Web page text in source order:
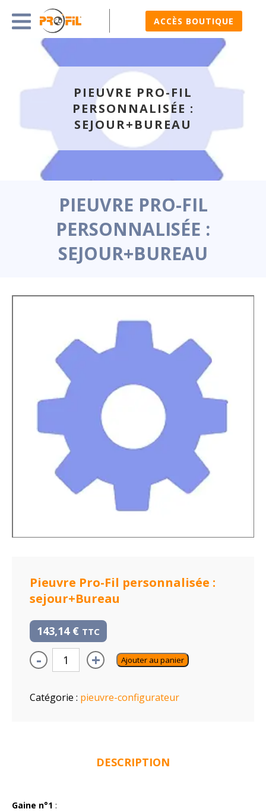
ACCÈS BOUTIQUE
PIEUVRE PRO-FIL
PERSONNALISÉE :
SEJOUR+BUREAU
PIEUVRE PRO-FIL
PERSONNALISÉE :
SEJOUR+BUREAU
Pieuvre Pro-Fil personnalisée :
sejour+Bureau
143,14 € TTC
- + Ajouter au panier
Catégorie : pieuvre-configurateur
DESCRIPTION
Gaine n°1 :